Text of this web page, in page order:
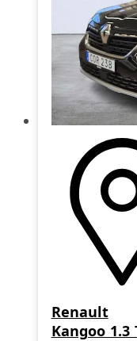
Renault
Kangoo 1.3